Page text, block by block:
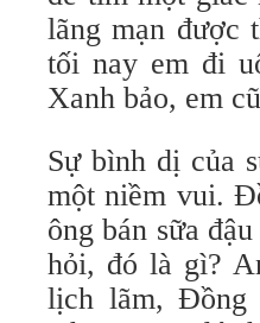
lãng mạn được
tối nay em đi
Xanh bảo, em
Sự bình dị của
một niềm vui.
ông bán sữa
hỏi, đó là gì?
lịch lãm, Đồng